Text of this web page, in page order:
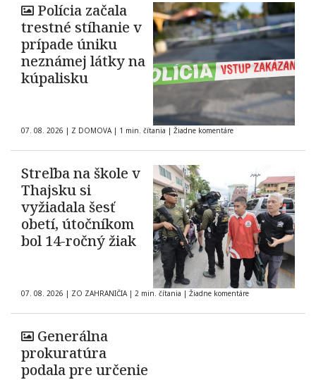
Polícia začala
trestné stíhanie v
prípade úniku
neznámej látky na
kúpalisku
07. 08. 2026 | Z DOMOVA | 1 min. čítania | Žiadne komentáre
Streľba na škole v
Thajsku si
vyžiadala šesť
obetí, útočníkom
bol 14-ročný žiak
07. 08. 2026 | ZO ZAHRANIČIA | 2 min. čítania | Žiadne komentáre
Generálna
prokuratúra
podala pre určenie